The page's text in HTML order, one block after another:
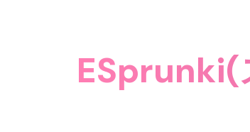
ESprunki(